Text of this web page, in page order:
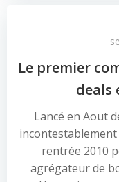
Le premier
deals
Lancé en Aout
rentrée 2010
agrégateur de